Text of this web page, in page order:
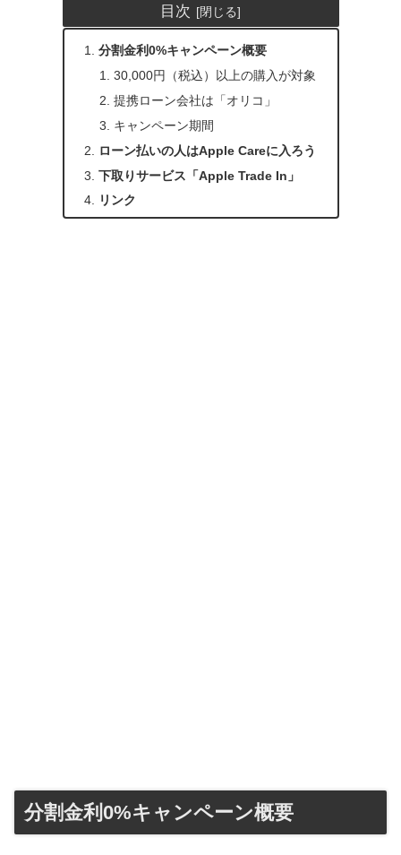
目次
分割金利0%キャンペーン概要
30,000円（税込）以上の購入が対象
提携ローン会社は「オリコ」
キャンペーン期間
ローン払いの人はApple Careに入ろう
下取りサービス「Apple Trade In」
リンク
分割金利0%キャンペーン概要